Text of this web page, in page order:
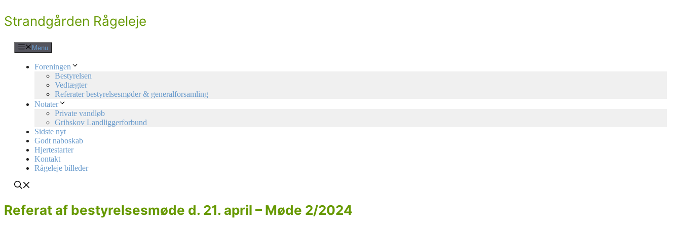
Hop
til
Strandgården Rågeleje
Menu
Foreningen
Bestyrelsen
Vedtægter
Referater bestyrelsesmøder & generalforsamling
Notater
Private vandløb
Gribskov Landliggerforbund
Sidste nyt
Godt naboskab
Hjertestarter
Kontakt
Rågeleje billeder
Referat af bestyrelsesmøde d. 21. april – Møde 2/2024